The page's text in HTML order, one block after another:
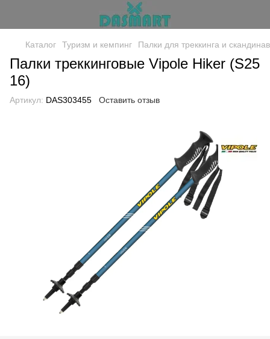
Каталог Туризм и кемпинг Палки для треккинга и
Палки треккинговые Vipole Hiker (S25
16)
Артикул: DAS303455 Оставить отзыв